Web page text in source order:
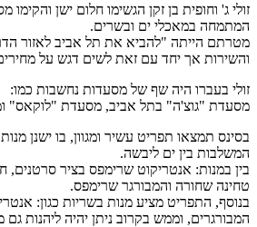
זולי ג' וחופית בן זקן הגשימו חלום ישן
המתמחה במאכלי ים ובשרים.
מטרתם הייתה "להביא את תל אביב לאזור
והשירות אך יחד עם זאת לשים דגש על
זולי בעברו היה שף של מסעדות נחשבות כמו:
מסעדת "גוצ'ה" בתל אביב, מסעדת "לוקאס"
בסינס תמצאו תפריט עשיר ומגוון, בו ישנן מנות
המשלבות בין ים ליבשה.
בין במנות: אנטריקוט שרימפס בציר סרטנים,
טחינה שחורה והמבורגר שרימפס.
המבורגרים, וממש בקרוב ניתן יהיה ליהנות